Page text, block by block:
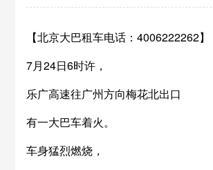
【北京大巴租车电话：4006222262】
7月24日6时许，
乐广高速往广州方向梅花北出口
有一大巴车着火。
车身猛烈燃烧，